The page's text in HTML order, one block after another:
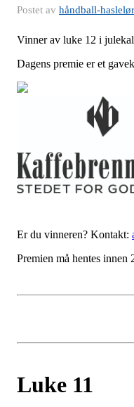
Postet av håndball-
Vinner av luke 12 i
Dagens premie er et
Er du vinneren? Kontakt:
Premien må hentes innen
Luke 11